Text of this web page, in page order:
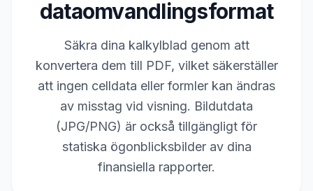
dataomvandlingsformat
Säkra dina kalkylblad genom att
konvertera dem till PDF, vilket säkerställer
att ingen celldata eller formler kan ändras
av misstag vid visning. Bildutdata
(JPG/PNG) är också tillgängligt för
statiska ögonblicksbilder av dina
finansiella rapporter.